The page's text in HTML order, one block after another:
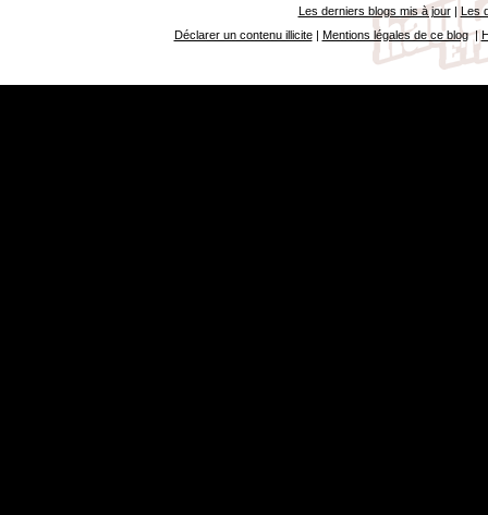
Les derniers blogs mis à jour| Les
Déclarer un contenu illicite| Mentions légales de ce blog|